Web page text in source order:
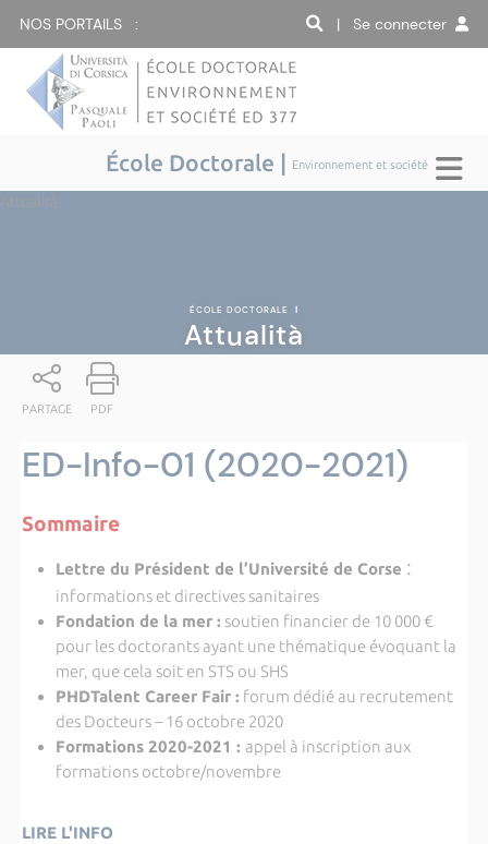
NOS PORTAILS : | Se connecter
École Doctorale | Environnement et société
ÉCOLE DOCTORALE |
Attualità
PARTAGE PDF
ED-Info-01 (2020-2021)
Sommaire
Lettre du Président de l’Université de Corse :
informations et directives sanitaires
Fondation de la mer: soutien financier de 10 000 €
pour les doctorants ayant une thématique évoquant la
mer, que cela soit en STS ou SHS
PHDTalent Career Fair: forum dédié au recrutement
des Docteurs – 16 octobre 2020
Formations 2020-2021 : appel à inscription aux
formations octobre/novembre
LIRE L'INFO